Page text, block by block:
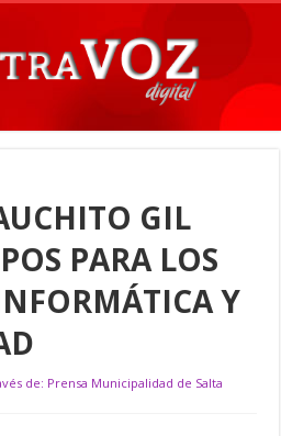
GIL
PARA LOS
Y
de: Prensa Municipalidad de Salta